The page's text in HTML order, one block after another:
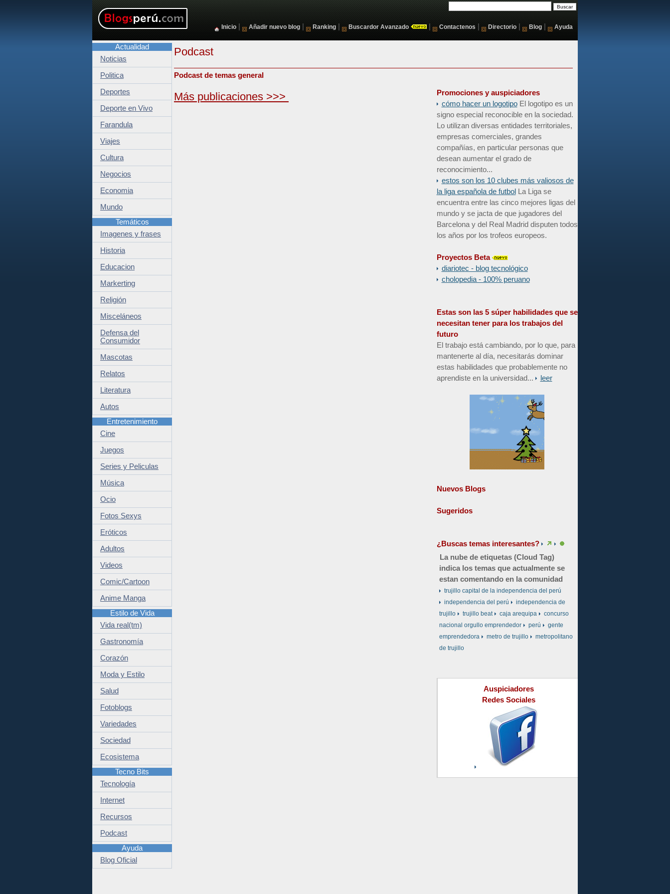
Inicio Añadir nuevo blog Ranking Buscardor Avanzado Contactenos Directorio Blog Ayuda
Podcast
Podcast de temas general
Promociones y auspiciadores
cómo hacer un logotipoEl logotipo es un
signo especial reconocible en la sociedad.
Lo utilizan diversas entidades territoriales,
empresas comerciales, grandes
compañías, en particular personas que
desean aumentar el grado de
reconocimiento...
estos son los 10 clubes más valiosos de
la liga española de futbolLa Liga se
encuentra entre las cinco mejores ligas del
mundo y se jacta de que jugadores del
Barcelona y del Real Madrid disputen todos
los años por los trofeos europeos.
Proyectos Beta
diariotec - blog tecnológico
cholopedia - 100% peruano
Estas son las 5 súper habilidades que se
necesitan tener para los trabajos del
futuro
El trabajo está cambiando, por lo que, para
mantenerte al día, necesitarás dominar
estas habilidades que probablemente no
aprendiste en la universidad...
leer
Nuevos Blogs
Sugeridos
¿Buscas temas interesantes?
La nube de etiquetas (Cloud Tag)
indica los temas que actualmente se
estan comentando en la comunidad
trujillo capital de la independencia del perú
independencia del perú
independencia de
trujillo
trujillo beat caja arequipa
concurso
nacional orgullo emprendedor
perú
gente
emprendedora
metro de trujillo
metropolitano
de trujillo
Auspiciadores
Redes Sociales
Más publicaciones >>>
Actualidad
Noticias
Politica
Deportes
Deporte en Vivo
Farandula
Viajes
Cultura
Negocios
Economia
Mundo
Temáticos
Imagenes y frases
Historia
Educacion
Markerting
Religión
Misceláneos
Defensa del
Consumidor
Mascotas
Relatos
Literatura
Autos
Entretenimiento
Cine
Juegos
Series y Peliculas
Música
Ocio
Fotos Sexys
Eróticos
Adultos
Videos
Comic/Cartoon
Anime Manga
Estilo de Vida
Vida real(tm)
Gastronomía
Corazón
Moda y Estilo
Salud
Fotoblogs
Variedades
Sociedad
Ecosistema
Tecno Bits
Tecnología
Internet
Recursos
Podcast
Ayuda
Blog Oficial